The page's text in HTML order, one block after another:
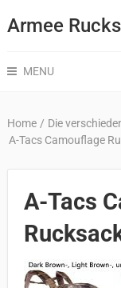
Armee
MENU
Home / Die
A-Tacs Camouflage
A-Tacs